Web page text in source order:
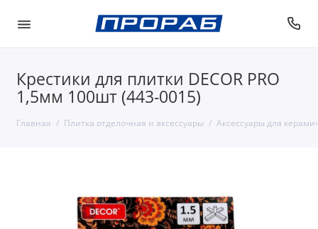
Крестики для плитки DECOR PRO
1,5мм 100шт (443-0015)
Главная Плитка отделочная и аксессуары Аксессуары для